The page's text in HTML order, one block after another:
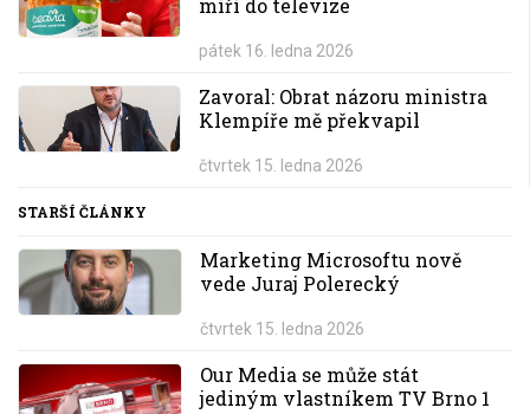
míří do televize
pátek 16. ledna 2026
Zavoral: Obrat názoru ministra
Klempíře mě překvapil
čtvrtek 15. ledna 2026
STARŠÍ ČLÁNKY
Marketing Microsoftu nově
vede Juraj Polerecký
čtvrtek 15. ledna 2026
Our Media se může stát
jediným vlastníkem TV Brno 1